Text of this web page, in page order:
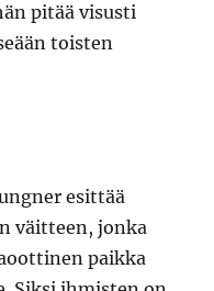
pitää visusti
toisten
esittää
väitteen, jonka
paikka